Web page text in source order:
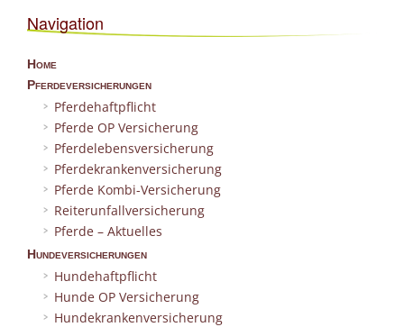
Navigation
Home
Pferdeversicherungen
Pferdehaftpflicht
Pferde OP Versicherung
Pferdelebensversicherung
Pferdekrankenversicherung
Pferde Kombi-Versicherung
Reiterunfallversicherung
Pferde – Aktuelles
Hundeversicherungen
Hundehaftpflicht
Hunde OP Versicherung
Hundekrankenversicherung